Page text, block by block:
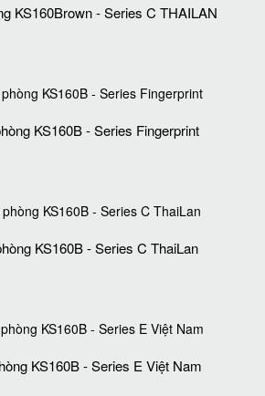
KS160Brown - Series C THAILAN
KS160B - Series Fingerprint
KS160B - Series C ThaiLan
KS160B - Series E Việt Nam